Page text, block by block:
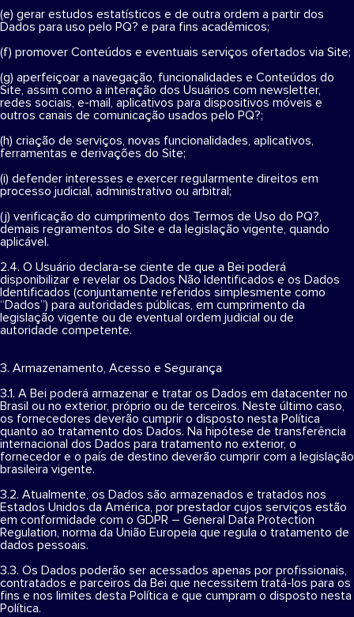
(e) gerar estudos estatísticos e de outra ordem a partir dos
Dados para uso pelo PQ? e para fins acadêmicos;
(f) promover Conteúdos e eventuais serviços ofertados via Site;
(g) aperfeiçoar a navegação, funcionalidades e Conteúdos do
Site, assim como a interação dos Usuários com newsletter,
redes sociais, e-mail, aplicativos para dispositivos móveis e
outros canais de comunicação usados pelo PQ?;
(h) criação de serviços, novas funcionalidades, aplicativos,
ferramentas e derivações do Site;
(i) defender interesses e exercer regularmente direitos em
processo judicial, administrativo ou arbitral;
(j) verificação do cumprimento dos Termos de Uso do PQ?,
demais regramentos do Site e da legislação vigente, quando
aplicável.
2.4. O Usuário declara-se ciente de que a Bei poderá
disponibilizar e revelar os Dados Não Identificados e os Dados
Identificados (conjuntamente referidos simplesmente como
“Dados”) para autoridades públicas, em cumprimento da
legislação vigente ou de eventual ordem judicial ou de
autoridade competente.
3. Armazenamento, Acesso e Segurança
3.1. A Bei poderá armazenar e tratar os Dados em datacenter no
Brasil ou no exterior, próprio ou de terceiros. Neste último caso,
os fornecedores deverão cumprir o disposto nesta Política
quanto ao tratamento dos Dados. Na hipótese de transferência
internacional dos Dados para tratamento no exterior, o
fornecedor e o país de destino deverão cumprir com a legislação
brasileira vigente.
3.2. Atualmente, os Dados são armazenados e tratados nos
Estados Unidos da América, por prestador cujos serviços estão
em conformidade com o GDPR – General Data Protection
Regulation, norma da União Europeia que regula o tratamento de
dados pessoais.
3.3. Os Dados poderão ser acessados apenas por profissionais,
contratados e parceiros da Bei que necessitem tratá-los para os
fins e nos limites desta Política e que cumpram o disposto nesta
Política.